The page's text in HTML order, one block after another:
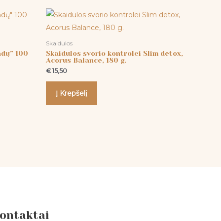
100
Skaidulos
Skaidulos svorio kontrolei Slim detox,
Acorus Balance, 180 g.
€15,50
Į Krepšelį